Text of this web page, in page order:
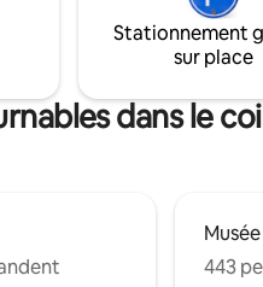
culturelles de la ville, ainsi que
tranquille de la forêt.
votre appartement et
auparavant !
Stationnement
sur place
dans le
443